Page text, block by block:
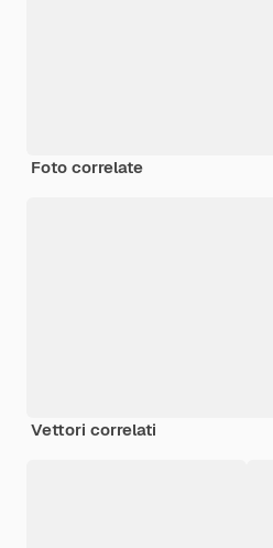
Foto correlate
Vettori correlati